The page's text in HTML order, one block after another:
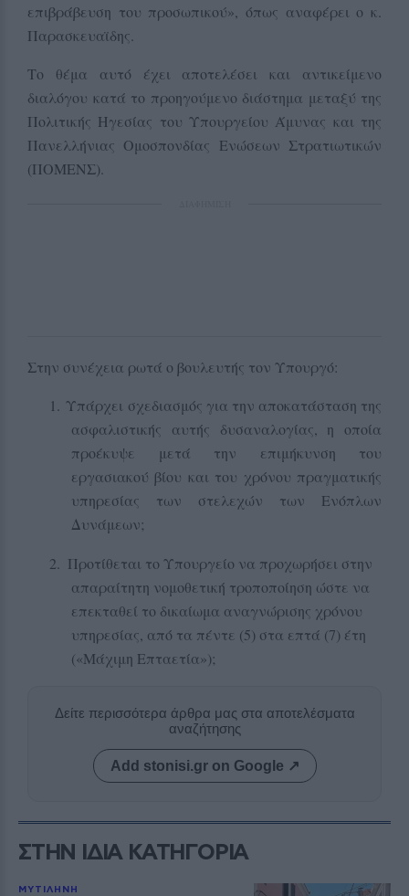
επιβράβευση του προσωπικού», όπως αναφέρει ο κ.
Παρασκευαϊδης.
Το θέμα αυτό έχει αποτελέσει και αντικείμενο
διαλόγου κατά το προηγούμενο διάστημα μεταξύ της
Πολιτικής Ηγεσίας του Υπουργείου Άμυνας και της
Πανελλήνιας Ομοσπονδίας Ενώσεων Στρατιωτικών
(ΠΟΜΕΝΣ).
Στην συνέχεια ρωτά ο βουλευτής τον Υπουργό:
1.
Υπάρχει σχεδιασμός για την αποκατάσταση της
ασφαλιστικής αυτής δυσαναλογίας, η οποία
προέκυψε μετά την επιμήκυνση του
εργασιακού βίου και του χρόνου πραγματικής
υπηρεσίας των στελεχών των Ενόπλων
Δυνάμεων;
2.
Προτίθεται το Υπουργείο να προχωρήσει στην
απαραίτητη νομοθετική τροποποίηση ώστε να
επεκταθεί το δικαίωμα αναγνώρισης χρόνου
υπηρεσίας, από τα πέντε (5) στα επτά (7) έτη
(«Μάχιμη Επταετία»);
Δείτε περισσότερα άρθρα μας στα αποτελέσματα
αναζήτησης
Add stonisi.gr on Google ↗
ΣΤΗΝ ΙΔΙΑ ΚΑΤΗΓΟΡΙΑ
ΜΥΤΙΛΗΝΗ